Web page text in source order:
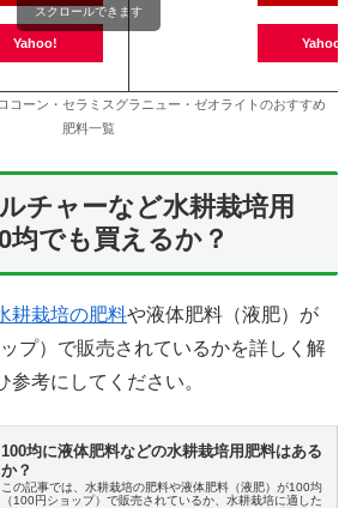
Yahoo! Yahoo!
スクロールできます
コーン・セラミスグラニュー・ゼオライトのおすすめ
肥料一覧
チャーなど水耕栽培用
均でも買えるか？
耕栽培の肥料や液体肥料（液肥）が
プ）で販売されているかを詳しく解
参考にしてください。
100均に液体肥料などの水耕栽培用肥料はある
か？
この記事では、水耕栽培の肥料や液体肥料（液肥）が100均
（100円ショップ）で販売されているか、水耕栽培に適した